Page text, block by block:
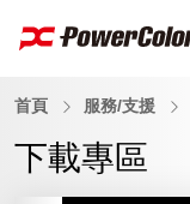
首頁 服務/支援
下載專區